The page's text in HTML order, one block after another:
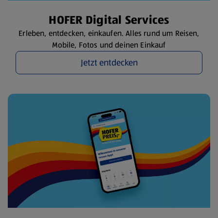
HOFER Digital Services
Erleben, entdecken, einkaufen. Alles rund um Reisen,
Mobile, Fotos und deinen Einkauf
Jetzt entdecken